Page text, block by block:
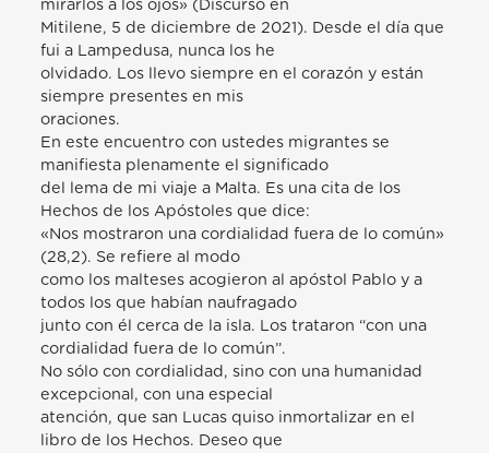
mirarlos a los ojos» (Discurso en
Mitilene, 5 de diciembre de 2021). Desde el día que
fui a Lampedusa, nunca los he
olvidado. Los llevo siempre en el corazón y están
siempre presentes en mis
oraciones.
En este encuentro con ustedes migrantes se
manifiesta plenamente el significado
del lema de mi viaje a Malta. Es una cita de los
Hechos de los Apóstoles que dice:
«Nos mostraron una cordialidad fuera de lo común»
(28,2). Se refiere al modo
como los malteses acogieron al apóstol Pablo y a
todos los que habían naufragado
junto con él cerca de la isla. Los trataron “con una
cordialidad fuera de lo común”.
No sólo con cordialidad, sino con una humanidad
excepcional, con una especial
atención, que san Lucas quiso inmortalizar en el
libro de los Hechos. Deseo que